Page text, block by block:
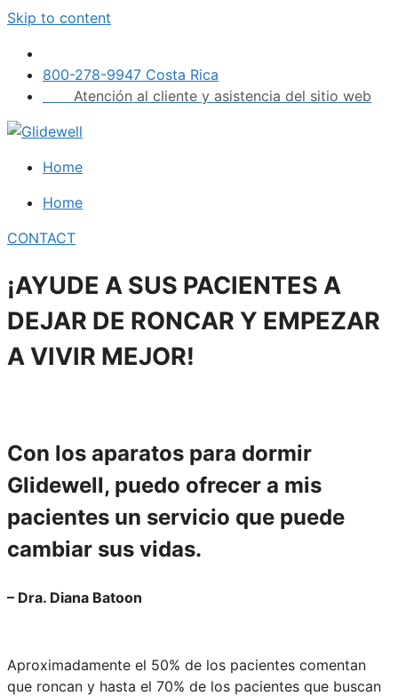
Skip to content
800-278-9947 Costa Rica
Atención al cliente y asistencia del sitio web
Home
Home
CONTACT
¡AYUDE A SUS PACIENTES A
DEJAR DE RONCAR Y EMPEZAR
A VIVIR MEJOR!
Con los aparatos para dormir
Glidewell, puedo ofrecer a mis
pacientes un servicio que puede
cambiar sus vidas.
– Dra. Diana Batoon
Aproximadamente el 50% de los pacientes comentan
que roncan y hasta el 70% de los pacientes que buscan